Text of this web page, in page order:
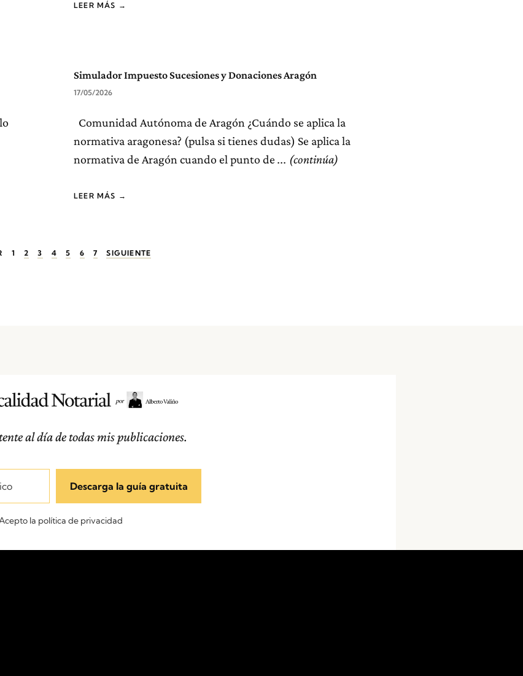
LEER MÁS →
Simulador Impuesto Sucesiones y Donaciones Aragón
17/05/2026
Comunidad Autónoma de Aragón ¿Cuándo se aplica la
normativa aragonesa? (pulsa si tienes dudas) Se aplica la
normativa de Aragón cuando el punto de
LEER MÁS →
1 2 3 4 5 6 7 SIGUIENTE
al día de todas mis publicaciones.
la política de privacidad